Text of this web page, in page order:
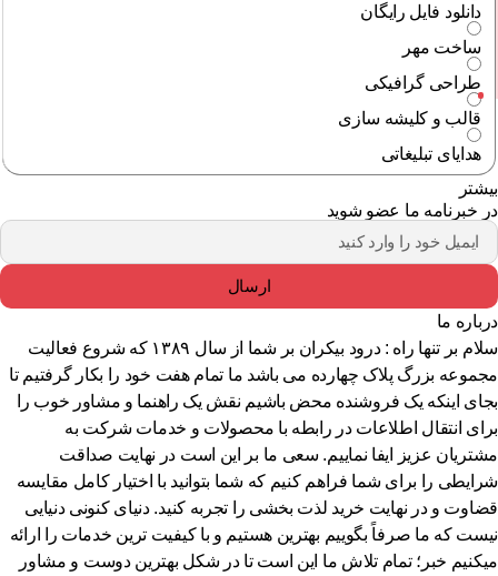
دانلود فایل رایگان
ساخت مهر
طراحی گرافیکی
قالب و کلیشه سازی
هدایای تبلیغاتی
خبرنامه ما عضو شوید
ارسال
ما
سلام بر تنها راه : درود بیکران بر شما از سال ۱۳۸۹ که شروع فعالیت
بزرگ پلاک چهارده می باشد ما تمام هفت خود را بکار گرفتیم تا
اینکه یک فروشنده محض باشیم نقش یک راهنما و مشاور خوب را
انتقال اطلاعات در رابطه با محصولات و خدمات شرکت به
عزیز ایفا نماییم. سعی ما بر این است در نهایت صداقت
را برای شما فراهم کنیم که شما بتوانید با اختیار کامل مقایسه
و در نهایت خرید لذت بخشی را تجربه کنید. دنیای کنونی دنیایی
که ما صرفاً بگوییم بهترین هستیم و با کیفیت ترین خدمات را ارائه
خبر؛ تمام تلاش ما این است تا در شکل بهترین دوست و مشاور